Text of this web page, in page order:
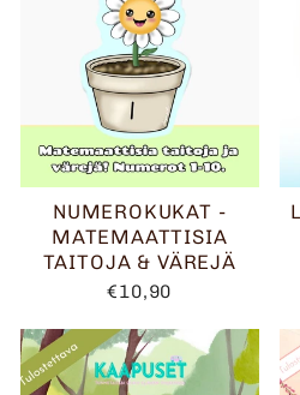
NUMEROKUKAT -
MATEMAATTISIA
TAITOJA & VÄREJÄ
€10,90